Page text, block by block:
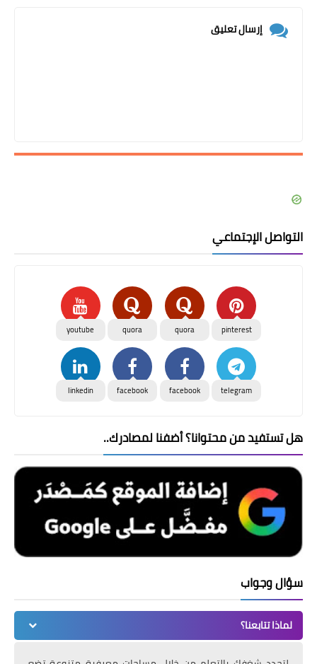
إرسال تعليق
التواصل الإجتماعي
pinterest
quora
quora
youtube
telegram
facebook
facebook
linkedin
هل تستفيد من محتوانا؟ أضفنا لمصادرك..
سؤال وجواب
لماذا تتابعنا؟